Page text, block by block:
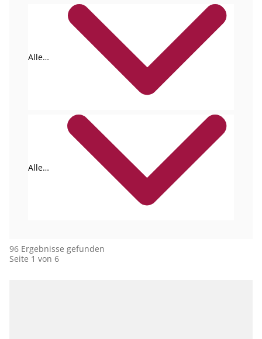
Alle
Alle
96 Ergebnisse gefunden
Seite 1 von 6